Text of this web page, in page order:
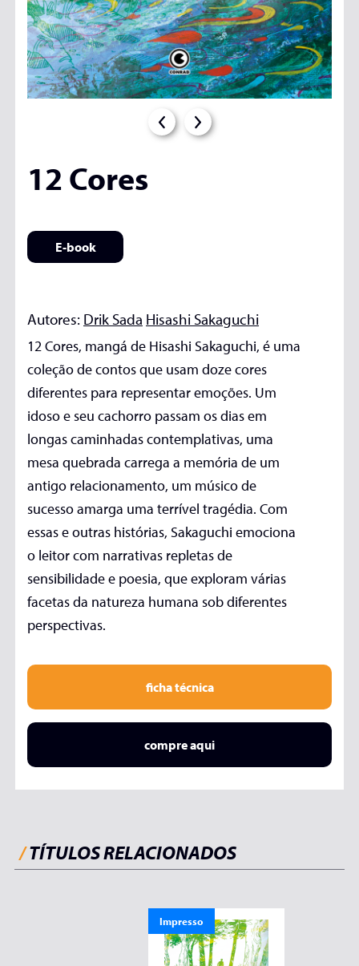
12 Cores
E-book
Autores: Drik Sada Hisashi Sakaguchi
12 Cores, mangá de Hisashi Sakaguchi, é uma
coleção de contos que usam doze cores
diferentes para representar emoções. Um
idoso e seu cachorro passam os dias em
longas caminhadas contemplativas, uma
mesa quebrada carrega a memória de um
antigo relacionamento, um músico de
sucesso amarga uma terrível tragédia. Com
essas e outras histórias, Sakaguchi emociona
o leitor com narrativas repletas de
sensibilidade e poesia, que exploram várias
facetas da natureza humana sob diferentes
perspectivas.
ficha técnica
compre aqui
/TÍTULOS RELACIONADOS
Impresso